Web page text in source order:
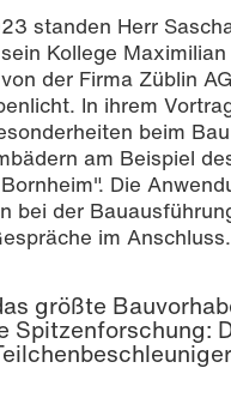
standen Herr
Kollege
der Firma Züblin
In ihrem
beim
am Beispiel
Die
bei der
im Anschluss.
größte
Spitzenforschung: